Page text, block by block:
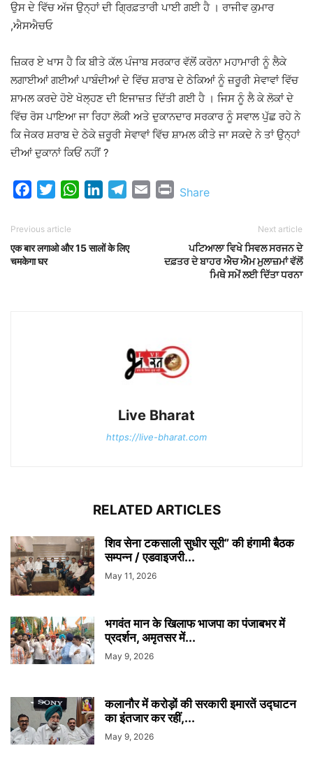
ਉਸ ਦੇ ਵਿੱਚ ਅੱਜ ਉਨ੍ਹਾਂ ਦੀ ਗ੍ਰਿਫ਼ਤਾਰੀ ਪਾਈ ਗਈ ਹੈ । ਰਾਜੀਵ ਕੁਮਾਰ
,ਐਸਐਚਓ
ਜ਼ਿਕਰ ਏ ਖਾਸ ਹੈ ਕਿ ਬੀਤੇ ਕੱਲ ਪੰਜਾਬ ਸਰਕਾਰ ਵੱਲੋਂ ਕਰੋਨਾ ਮਹਾਮਾਰੀ ਨੂੰ ਲੈਕੇ
ਲਗਾਈਆਂ ਗਈਆਂ ਪਾਬੰਦੀਆਂ ਦੇ ਵਿੱਚ ਸ਼ਰਾਬ ਦੇ ਠੇਕਿਆਂ ਨੂੰ ਜ਼ਰੂਰੀ ਸੇਵਾਵਾਂ ਵਿੱਚ
ਸ਼ਾਮਲ ਕਰਦੇ ਹੋਏ ਖੋਲ੍ਹਣ ਦੀ ਇਜਾਜ਼ਤ ਦਿੱਤੀ ਗਈ ਹੈ । ਜਿਸ ਨੂੰ ਲੈ ਕੇ ਲੋਕਾਂ ਦੇ
ਵਿੱਚ ਰੋਸ ਪਾਇਆ ਜਾ ਰਿਹਾ ਲੋਕੀ ਅਤੇ ਦੁਕਾਨਦਾਰ ਸਰਕਾਰ ਨੂੰ ਸਵਾਲ ਪੁੱਛ ਰਹੇ ਨੇ
ਕਿ ਜੇਕਰ ਸ਼ਰਾਬ ਦੇ ਠੇਕੇ ਜ਼ਰੂਰੀ ਸੇਵਾਵਾਂ ਵਿੱਚ ਸ਼ਾਮਲ ਕੀਤੇ ਜਾ ਸਕਦੇ ਨੇ ਤਾਂ ਉਨ੍ਹਾਂ
ਦੀਆਂ ਦੁਕਾਨਾਂ ਕਿਓਂ ਨਹੀਂ ?
FacebookTwitterWhatsAppLinkedInTelegram
Email Print
Share
Previous article
एक बार लगाओ और 15 सालों के लिए
चमकेगा घर
Next article
ਪਟਿਆਲਾ ਵਿਖੇ ਸਿਵਲ ਸਰਜਨ ਦੇ
ਦਫ਼ਤਰ ਦੇ ਬਾਹਰ ਐਚ ਐਮ ਮੁਲਾਜ਼ਮਾਂ ਵੱਲੋਂ
ਮਿਥੇ ਸਮੇਂ ਲਈ ਦਿੱਤਾ ਧਰਨਾ
Live Bharat
https://live-bharat.com
RELATED ARTICLES
शिव सेना टकसाली सुधीर सूरी” की हंगामी बैठक
सम्पन्न / एडवाइजरी...
May 11, 2026
भगवंत मान के खिलाफ भाजपा का पंजाबभर में
प्रदर्शन, अमृतसर में...
May 9, 2026
कलानौर में करोड़ों की सरकारी इमारतें उद्घाटन
का इंतजार कर रहीं,...
May 9, 2026